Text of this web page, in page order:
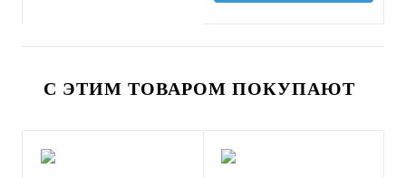
С ЭТИМ ТОВАРОМ ПОКУПАЮТ